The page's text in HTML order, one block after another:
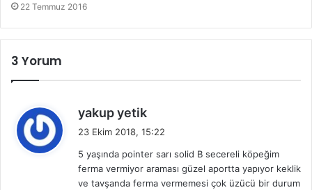
22 Temmuz 2016
3 Yorum
yakup yetik
i
k
23 Ekim 2018, 15:22
5 yaşında pointer sarı solid B secereli köpeğim
ferma vermiyor araması güzel aportta yapıyor keklik
ve tavşanda ferma vermemesi çok üzücü bir durum